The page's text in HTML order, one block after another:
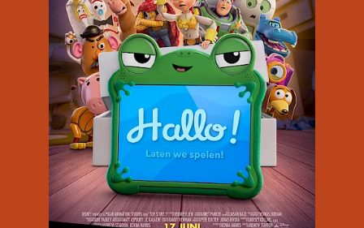
BEREIKBAARHEID EN PARKEREN
FILMCLUB DE WITT
FILMCREDITS & CADEAUBONNEN
VERSTERK ONS TEAM